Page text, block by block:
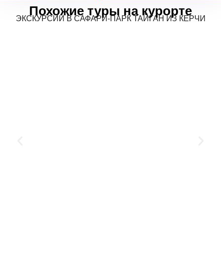
Похожие туры на курорте
ЭКСКУРСИИ В САФАРИ-ПАРК ТАЙГАН ИЗ КЕРЧИ